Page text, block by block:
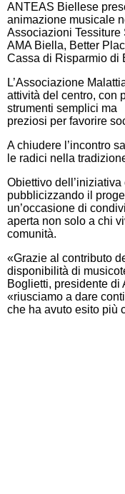
ANTEAS Biellese
animazione musicale
Associazioni Tessiture
AMA Biella, Better
Cassa di Risparmio di
L’Associazione
attività del centro, con
strumenti semplici ma
preziosi per favorire
A chiudere l’incontro
le radici nella
Obiettivo
pubblicizzando il
un’occasione di
aperta non solo a chi
comunità.
«Grazie al contributo
disponibilità di
Boglietti, presidente di
«riusciamo a dare
che ha avuto esito più